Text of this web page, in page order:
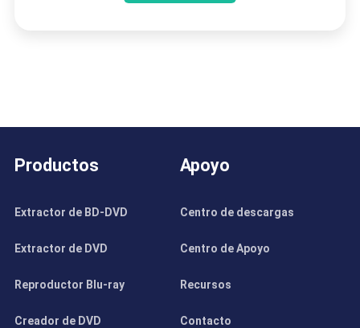
Productos
Extractor de BD-DVD
Extractor de DVD
Reproductor Blu-ray
Creador de DVD
Apoyo
Centro de descargas
Centro de Apoyo
Recursos
Contacto